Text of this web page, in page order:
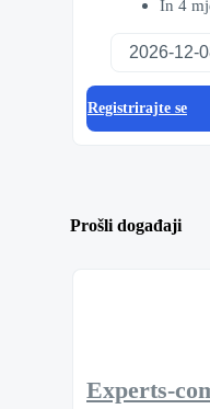
In 4
Registrirajte se
Prošli događaji
Experts-